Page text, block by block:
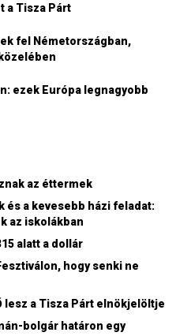
a Tisza Párt
fel Németországban,
ezek Európa legnagyobb
az éttermek
és a kevesebb házi feladat:
az iskolákban
alatt a dollár
hogy senki ne
lesz a Tisza Párt elnökjelöltje
bolgár határon egy